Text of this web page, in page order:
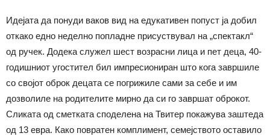
Идејата да понуди ваков вид на едукативен попуст ја добил
откако едно неделно попладне присуствувал на „спектакл“
од ручек. Додека служел шест возрасни лица и пет деца, 40-
годишниот угостител бил импресиониран што кога завршиле
со својот оброк децата се погрижиле сами за себе и им
дозволиле на родителите мирно да си го завршат оброкот.
Сликата од сметката споделена на Твитер покажува заштеда
од 13 евра. Како повратен комплимент, семејството оставило